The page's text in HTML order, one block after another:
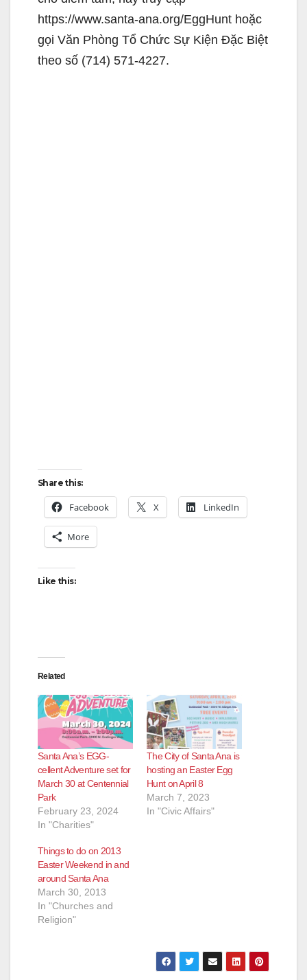
https://www.santa-ana.org/EggHunt hoặc
gọi Văn Phòng Tổ Chức Sự Kiện Đặc Biệt
theo số (714) 571-4227.
Share this:
Facebook X LinkedIn
More
Like this:
Related
Santa Ana’s EGG-
cellent Adventure set for
March 30 at Centennial
Park
February 23, 2024
In "Charities"
The City of Santa Ana is
hosting an Easter Egg
Hunt on April 8
March 7, 2023
In "Civic Affairs"
Things to do on 2013
Easter Weekend in and
around Santa Ana
March 30, 2013
In "Churches and
Religion"